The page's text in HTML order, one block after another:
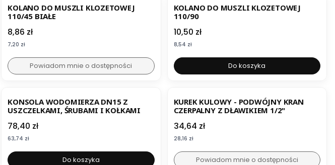
KOLANO DO MUSZLI KLOZETOWEJ
110/45 BIAŁE
Cena
8,86 zł
Cena
7,20 zł
Powiadom mnie o dostępności
KOLANO DO MUSZLI KLOZETOWEJ
110/90
Cena
10,50 zł
Cena
8,54 zł
Do koszyka
KONSOLA WODOMIERZA DN15 Z
USZCZELKAMI, ŚRUBAMI I KOŁKAMI
Cena
78,40 zł
Cena
63,74 zł
Do koszyka
KUREK KULOWY - PODWÓJNY KRAN
CZERPALNY Z DŁAWIKIEM 1/2"
Cena
34,64 zł
Cena
28,16 zł
Powiadom mnie o dostępności